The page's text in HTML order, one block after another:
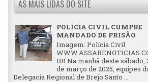
AS MAIS LIDAS DO SITE
POLÍCIA CIVIL CUMPRE
MANDADO DE PRISÃO
Imagem: Polícia Civil
BR Na manhã deste sábado,
de março de 2025, equipes
Delegacia Regional de Brejo Santo ...